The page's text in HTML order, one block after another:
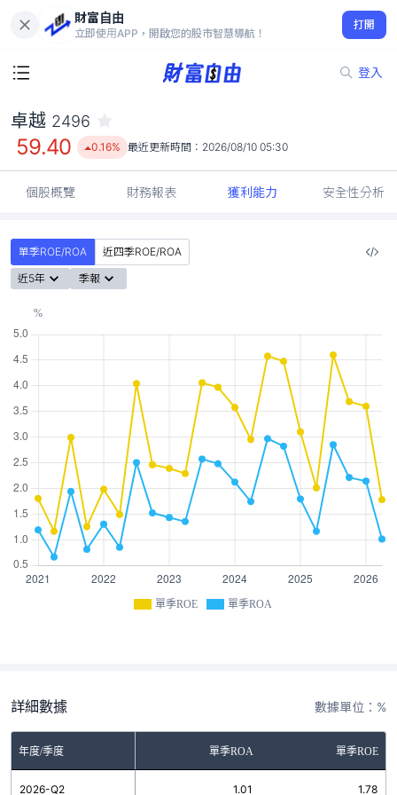
財富自由
立即使用APP，開啟您的股市智慧導航！
打開
登入
59.40
0.16%
卓越 2496
59.40 0.16% 最近更新時間： 2026/08/10 05:30
個股概覽 財務報表 獲利能力 安全性分析
單季ROE/ROA
近四季ROE/ROA
近5年
季報
單季ROE 單季ROA
詳細數據 數據單位：%
年度/季度 單季ROA 單季ROE
2026-Q2 1.01 1.78